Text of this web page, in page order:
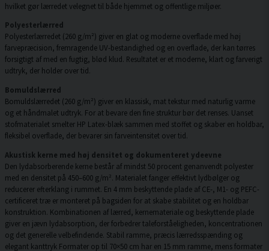
hvilket gør lærredet velegnet til både hjemmet og offentlige miljøer.
Polyesterlærred
Polyesterlærredet (260 g/m²) giver en glat og moderne overflade med høj
farvepræcision, fremragende UV-bestandighed og en overflade, der kan tørres
forsigtigt af med en fugtig, blød klud. Resultatet er et moderne, klart og farverigt
udtryk, der holder over tid.
Bomuldslærred
Bomuldslærredet (260 g/m²) giver en klassisk, mat tekstur med naturlig varme
og et håndmalet udtryk. For at bevare den fine struktur bør det renses. Uanset
stofmaterialet smelter HP Latex-blæk sammen med stoffet og skaber en holdbar,
fleksibel overflade, der bevarer sin farveintensitet over tid.
Akustisk kerne med høj densitet og dokumenteret ydeevne
Den lydabsorberende kerne består af mindst 50 procent genanvendt polyester
med en densitet på 450–600 g/m². Materialet fanger effektivt lydbølger og
reducerer efterklang i rummet. En 4 mm beskyttende plade af CE-, M1- og PEFC-
certificeret træ er monteret på bagsiden for at skabe stabilitet og en holdbar
konstruktion. Kombinationen af lærred, kernemateriale og beskyttende plade
giver en jævn lydabsorption, der forbedrer taleforståeligheden, koncentrationen
og det generelle velbefindende. Stabil ramme, præcis lærredsspænding og
elegant kanttryk Formater op til 70×50 cm har en 15 mm ramme, mens formater